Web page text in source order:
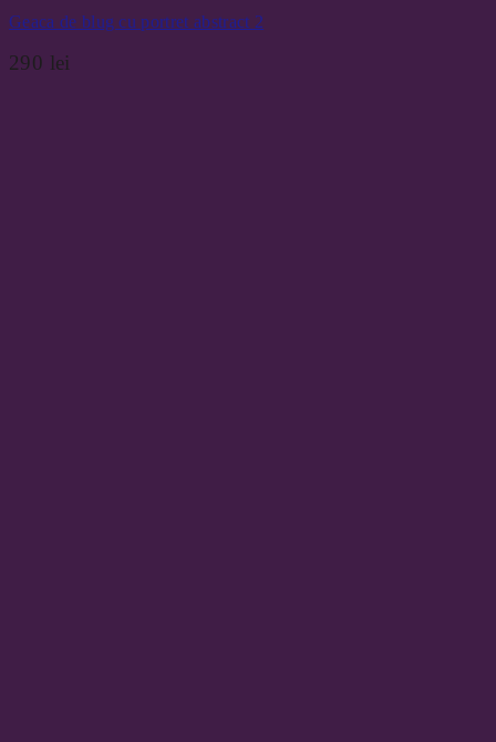
Geaca de blug cu portret abstract 2
290 lei